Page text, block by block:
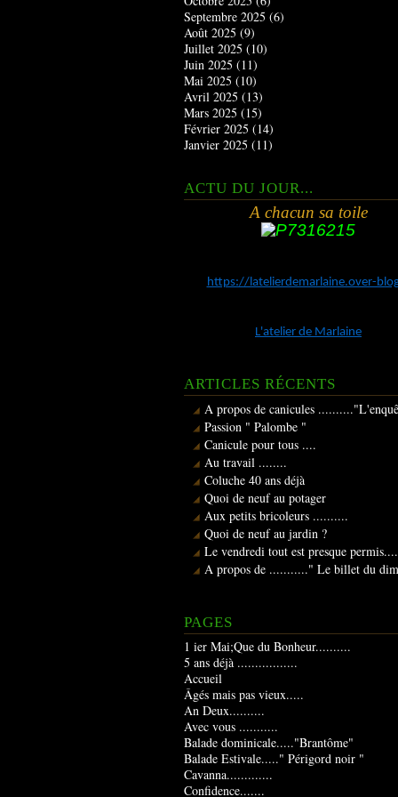
Septembre 2025 (6)
Août 2025 (9)
Juillet 2025 (10)
Juin 2025 (11)
Mai 2025 (10)
Avril 2025 (13)
Mars 2025 (15)
Février 2025 (14)
Janvier 2025 (11)
ACTU DU JOUR...
A chacun sa toile
https://latelierdemarlaine.over-
L'atelier de Marlaine
ARTICLES RÉCENTS
A propos de canicules
Passion " Palombe "
Canicule pour tous ....
Au travail ........
Coluche 40 ans déjà
Quoi de neuf au potager
Aux petits bricoleurs ..........
Quoi de neuf au jardin ?
Le vendredi tout est presque
A propos de ..........." Le billet du
PAGES
1 ier Mai;Que du Bonheur..........
5 ans déjà .................
Accueil
Âgés mais pas vieux.....
An Deux..........
Avec vous ...........
Balade dominicale....."Brantôme"
Balade Estivale....." Périgord noir "
Cavanna.............
Confidence.......